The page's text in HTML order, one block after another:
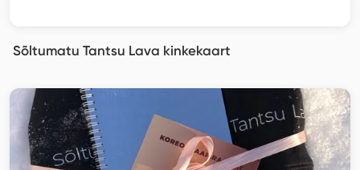
Sõltumatu Tantsu Lava kinkekaart